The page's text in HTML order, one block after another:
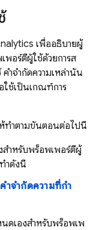
เพื่ออธิบายผู้
พอร์ตี้ผู้ใช้ด้วยการส
าจํากัดความเหล่านั้น
ใช้เป็นเกณฑ์การ
ทำตามขั้นตอนต่อไปนี้
สําหรับพร็อพเพอร์ตี้ผู้
ำดังนี้
คําจํากัดความที่กํา
นดเองสำหรับพร็อพเพ